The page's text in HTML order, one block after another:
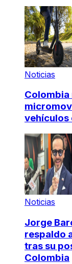
Noticias
Colombia
vehículos
Noticias
Jorge
respaldo
tras su
Colombia